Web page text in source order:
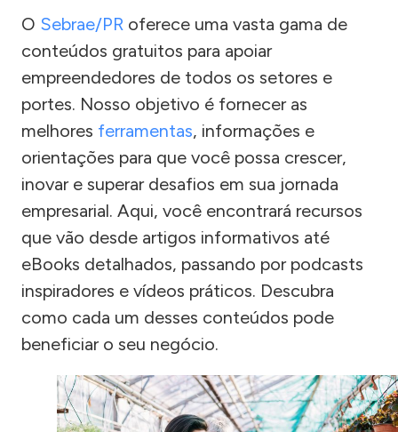
O Sebrae/PR oferece uma vasta gama de
conteúdos gratuitos para apoiar
empreendedores de todos os setores e
portes. Nosso objetivo é fornecer as
melhores ferramentas, informações e
orientações para que você possa crescer,
inovar e superar desafios em sua jornada
empresarial. Aqui, você encontrará recursos
que vão desde artigos informativos até
eBooks detalhados, passando por podcasts
inspiradores e vídeos práticos. Descubra
como cada um desses conteúdos pode
beneficiar o seu negócio.